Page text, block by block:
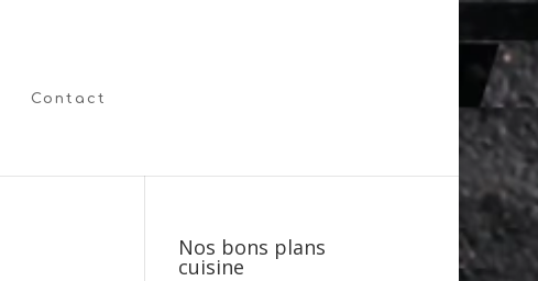
Contact
Nos bons plans
cuisine